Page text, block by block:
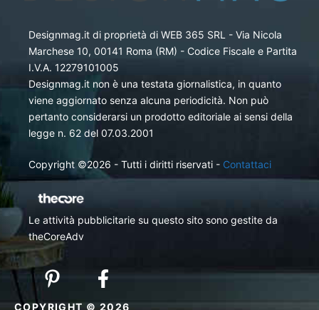
Designmag.it di proprietà di WEB 365 SRL - Via Nicola
Marchese 10, 00141 Roma (RM) - Codice Fiscale e Partita
I.V.A. 12279101005
Designmag.it non è una testata giornalistica, in quanto
viene aggiornato senza alcuna periodicità. Non può
pertanto considerarsi un prodotto editoriale ai sensi della
legge n. 62 del 07.03.2001
Copyright ©2026 - Tutti i diritti riservati - Contattaci
Le attività pubblicitarie su questo sito sono gestite da
theCoreAdv
COPYRIGHT © 2026